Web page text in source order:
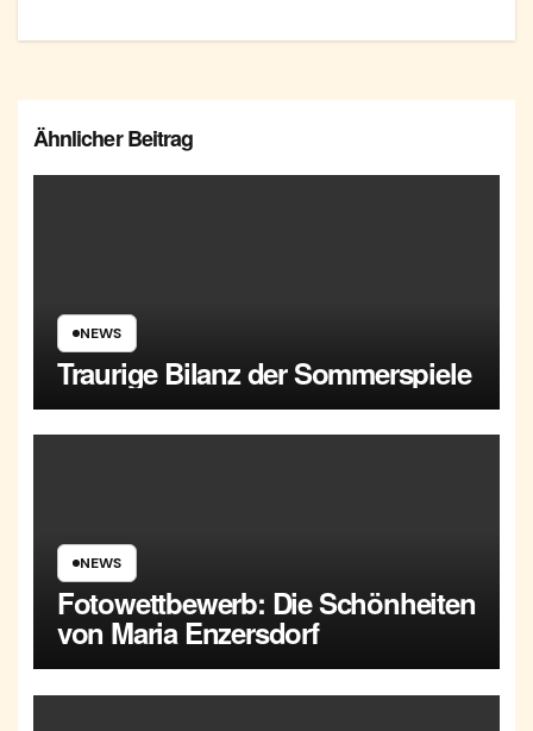
Ähnlicher Beitrag
NEWS
Traurige Bilanz der Sommerspiele
NEWS
Fotowettbewerb: Die Schönheiten
von Maria Enzersdorf